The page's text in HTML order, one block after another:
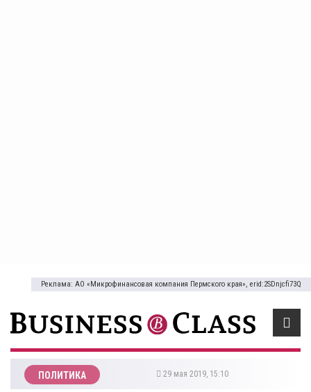
Реклама: АО «Микрофинансовая компания Пермского края», erid:2SDnjcfi73Q
ПОЛИТИКА 29 мая 2019, 15:10